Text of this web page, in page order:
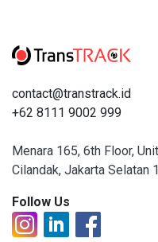
contact@transtrack.id
+62 8111 9002 999
Menara 165, 6th Floor,
Cilandak, Jakarta Selatan
Follow Us